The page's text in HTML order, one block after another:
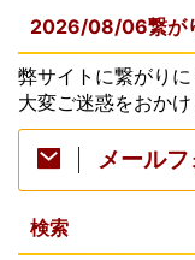
2026/08/06繋が
弊サイトに繋がり
大変ご迷惑をおかけ
メール
検索